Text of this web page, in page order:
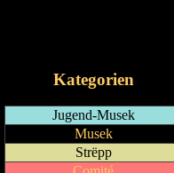
Kategorien
Jugend-Musek
Musek
Strëpp